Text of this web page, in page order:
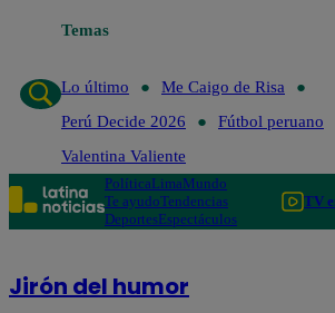
Temas
Lo último
Me Caigo de Risa
Perú Decide 2026
Fútbol peruano
Valentina Valiente
PolíticaLimaMundo
Te ayudoTendencias
DeportesEspectáculos
TV
Jirón del humor